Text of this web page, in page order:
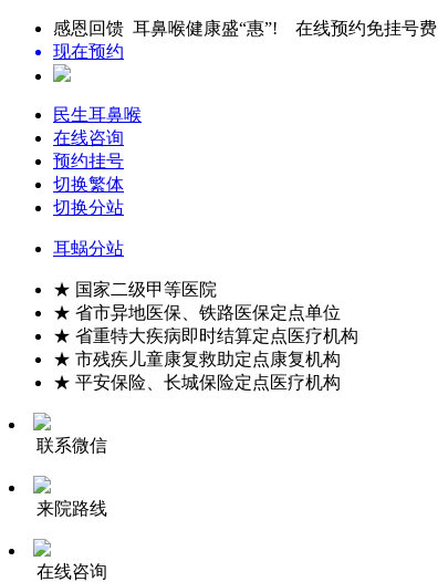
感恩回馈 耳鼻喉健康盛“惠”! 在线预约免挂号费
现在预约
民生耳鼻喉
在线咨询
预约挂号
切换繁体
切换分站
耳蜗分站
★ 国家二级甲等医院
★ 省市异地医保、铁路医保定点单位
★ 省重特大疾病即时结算定点医疗机构
★ 市残疾儿童康复救助定点康复机构
★ 平安保险、长城保险定点医疗机构
联系微信
来院路线
在线咨询